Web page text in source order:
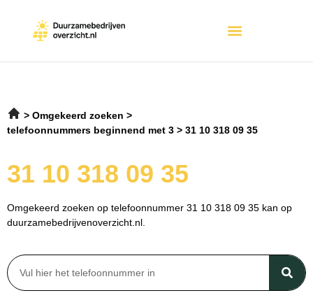
Omgekeerd zoeken
telefoonnummers beginnend met 3
31 10 318 09 35
31 10 318 09 35
Omgekeerd zoeken op telefoonnummer 31 10 318 09 35 kan op
duurzamebedrijvenoverzicht.nl.